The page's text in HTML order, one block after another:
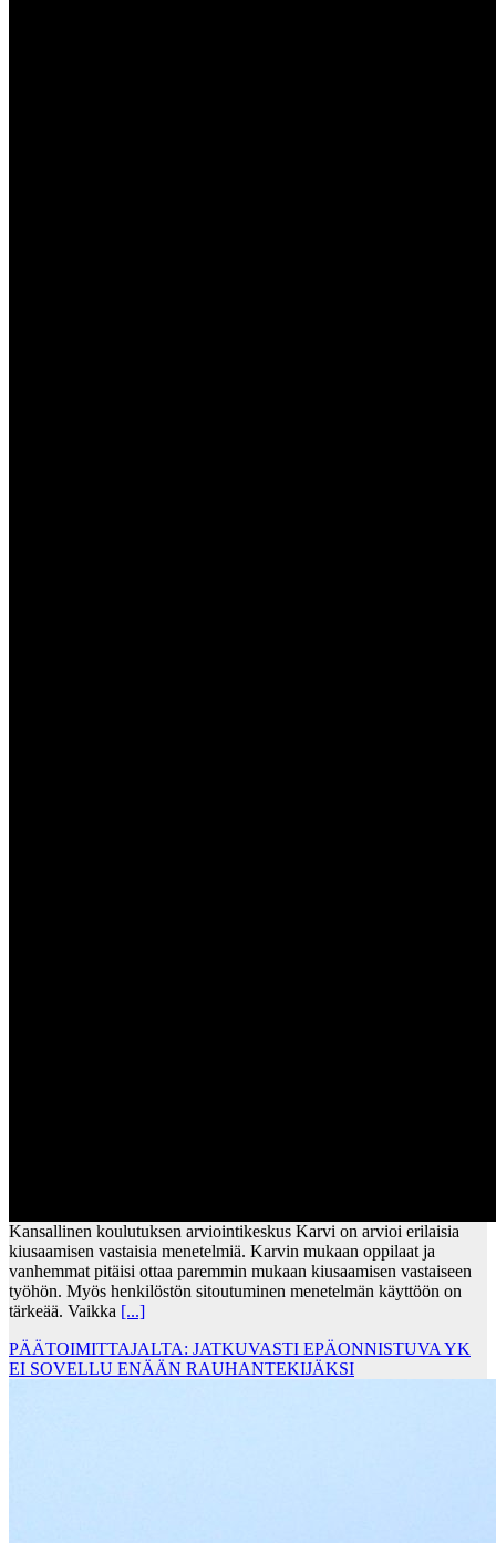
Kansallinen koulutuksen arviointikeskus Karvi on arvioi erilaisia
kiusaamisen vastaisia menetelmiä. Karvin mukaan oppilaat ja
vanhemmat pitäisi ottaa paremmin mukaan kiusaamisen vastaiseen
työhön. Myös henkilöstön sitoutuminen menetelmän käyttöön on
tärkeää. Vaikka [...]
PÄÄTOIMITTAJALTA: JATKUVASTI EPÄONNISTUVA YK
EI SOVELLU ENÄÄN RAUHANTEKIJÄKSI